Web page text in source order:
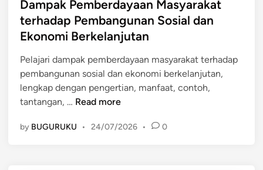
y
a
n
f
a
a
t
a
a
s
y
r
a
k
s
t
e
i
n
Dampak Pemberdayaan Masyarakat
terhadap Pembangunan Sosial dan
Ekonomi Berkelanjutan
Pelajari dampak pemberdayaan masyarakat terhadap
pembangunan sosial dan ekonomi berkelanjutan,
lengkap dengan pengertian, manfaat, contoh,
tantangan, … D
m
Read more
by BUGURUKU • 24/07/2026 • 0